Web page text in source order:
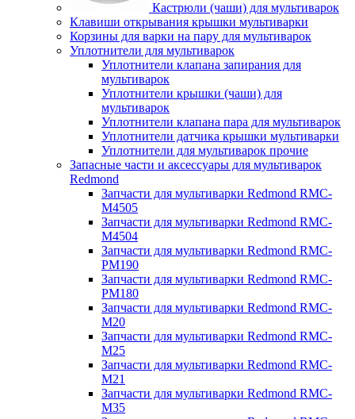
Кастрюли (чаши) для мультиварок
Клавиши открывания крышки мультиварки
Корзины для варки на пару для мультиварок
Уплотнители для мультиварок
Уплотнители клапана запирания для
мультиварок
Уплотнители крышки (чаши) для
мультиварок
Уплотнители клапана пара для мультиварок
Уплотнители датчика крышки мультиварки
Уплотнители для мультиварок прочие
Запасные части и аксессуары для мультиварок
Redmond
Запчасти для мультиварки Redmond RMC-
M4505
Запчасти для мультиварки Redmond RMC-
M4504
Запчасти для мультиварки Redmond RMC-
PM190
Запчасти для мультиварки Redmond RMC-
PM180
Запчасти для мультиварки Redmond RMC-
M20
Запчасти для мультиварки Redmond RMC-
M25
Запчасти для мультиварки Redmond RMC-
M21
Запчасти для мультиварки Redmond RMC-
M35